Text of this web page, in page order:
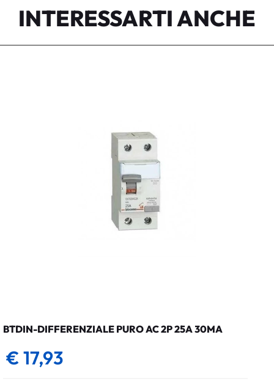
INTERESSARTI ANCHE
BTDIN-DIFFERENZIALE PURO AC 2P 25A 30MA
€ 17,93